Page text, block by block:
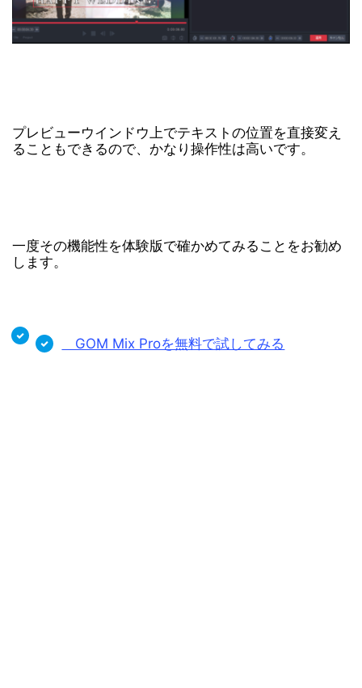
プレビューウインドウ上でテキストの位置を直接変え
ることもできるので、かなり操作性は高いです。
一度その機能性を体験版で確かめてみることをお勧め
します。
GOM Mix Proを無料で試してみる